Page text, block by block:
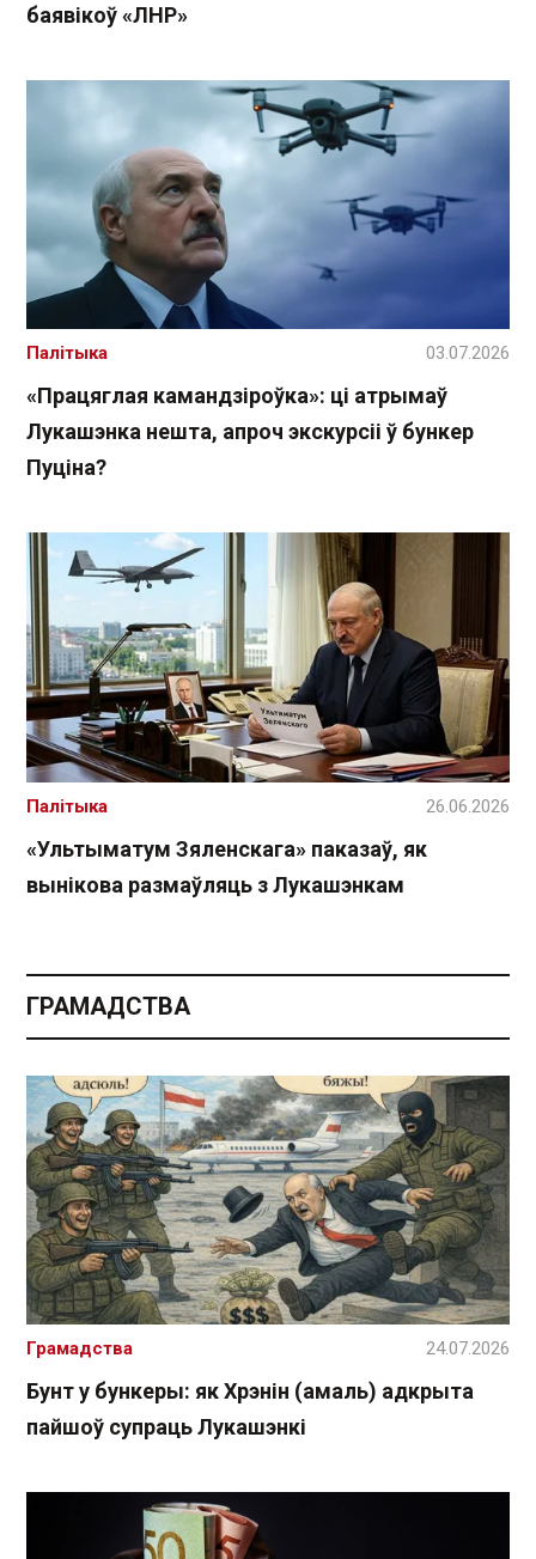
баявікоў «ЛНР»
«Працяглая камандзіроўка»: ці атрымаў
Лукашэнка нешта, апроч экскурсіі ў бункер
Пуціна?
Палітыка 03.07.2026
«Ультыматум Зяленскага» паказаў, як
вынікова размаўляць з Лукашэнкам
Палітыка 26.06.2026
ГРАМАДСТВА
Бунт у бункеры: як Хрэнін (амаль) адкрыта
пайшоў супраць Лукашэнкі
Грамадства 24.07.2026